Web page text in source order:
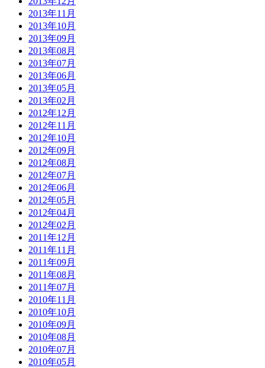
2013年11月
2013年10月
2013年09月
2013年08月
2013年07月
2013年06月
2013年05月
2013年02月
2012年12月
2012年11月
2012年10月
2012年09月
2012年08月
2012年07月
2012年06月
2012年05月
2012年04月
2012年02月
2011年12月
2011年11月
2011年09月
2011年08月
2011年07月
2010年11月
2010年10月
2010年09月
2010年08月
2010年07月
2010年05月